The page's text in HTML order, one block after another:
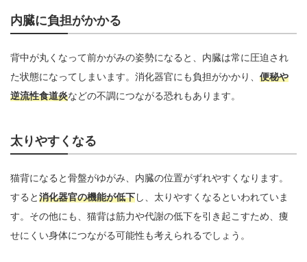
内臓に負担がかかる
背中が丸くなって前かがみの姿勢になると、内臓は常に圧迫され
た状態になってしまいます。消化器官にも負担がかかり、 便秘や
逆流性食道炎などの不調につながる恐れもあります。
太りやすくなる
猫背になると骨盤がゆがみ、内臓の位置がずれやすくなります。
すると消化器官の機能が低下し、太りやすくなるといわれていま
す。その他にも、猫背は筋力や代謝の低下を引き起こすため、痩
せにくい身体につながる可能性も考えられるでしょう。